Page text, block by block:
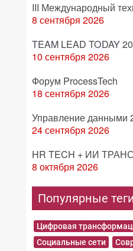
III Международный
8 сентября 2026
TEAM LEAD TODAY
10 сентября 2026
Форум ProcessTech
18 сентября 2026
Управление данными
24 сентября 2026
HR TECH + ИИ
8 октября 2026
Популярные теги
Цифровая
Социальные сети